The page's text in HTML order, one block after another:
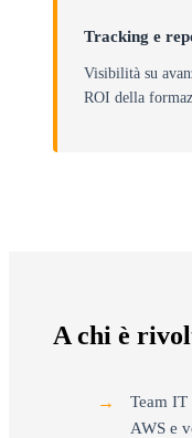
Tracking e
Visibilità su
ROI della
A chi è
Team IT
AWS e